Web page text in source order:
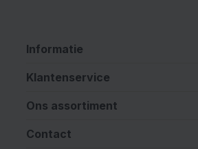
Informatie
Klantenservice
Ons assortiment
Contact